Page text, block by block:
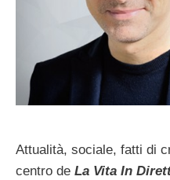
Attualità, sociale, fatti di
centro de La Vita In